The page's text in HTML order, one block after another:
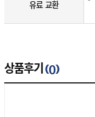
유료 교환
상품후기(0)